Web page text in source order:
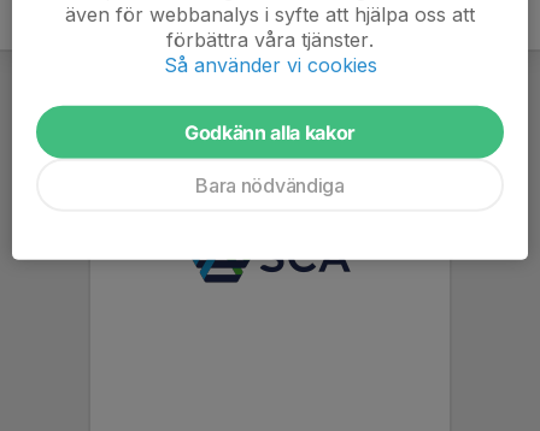
även för webbanalys i syfte att hjälpa oss att
förbättra våra tjänster.
Så använder vi cookies
Godkänn alla kakor
Bara nödvändiga